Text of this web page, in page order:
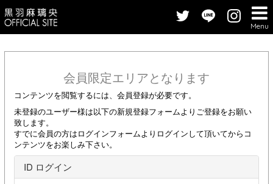
Menu
会員限定エリアとなります
コンテンツを閲覧するには、会員登録が必要です。
未登録のユーザー様は以下の新規登録フォームよりご登録をお願い
致します。
すでに会員の方はログインフォームよりログインして頂いてからコ
ンテンツをお楽しみ下さい。
ID ログイン